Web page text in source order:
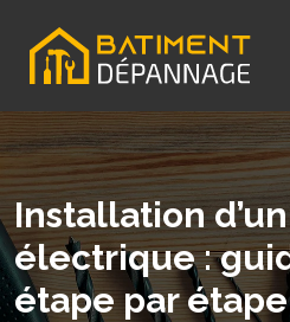
Installation
électrique :
étape par étape